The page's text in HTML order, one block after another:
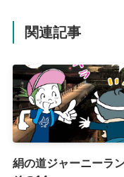
関連記事
絹の道ジャーニーラ